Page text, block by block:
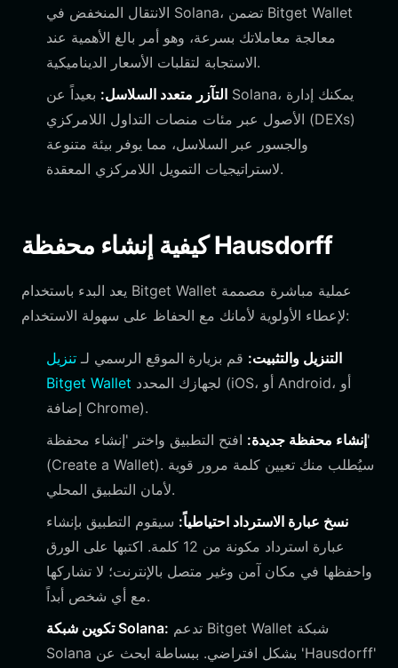
الانتقال المنخفض في Solana، تضمن Bitget Wallet
معالجة معاملاتك بسرعة، وهو أمر بالغ الأهمية عند
الاستجابة لتقلبات الأسعار الديناميكية.
التآزر متعدد السلاسل: بعيداً عن Solana، يمكنك إدارة
الأصول عبر مئات منصات التداول اللامركزي (DEXs)
والجسور عبر السلاسل، مما يوفر بيئة متنوعة
لاستراتيجيات التمويل اللامركزي المعقدة.
كيفية إنشاء محفظة Hausdorff
يعد البدء باستخدام Bitget Wallet عملية مباشرة مصممة
لإعطاء الأولوية لأمانك مع الحفاظ على سهولة الاستخدام:
التنزيل والتثبيت: قم بزيارة الموقع الرسمي لـ تنزيل
Bitget Wallet
إضافة Chrome).
إنشاء محفظة جديدة: افتح التطبيق واختر 'إنشاء محفظة'
(Create a Wallet). سيُطلب منك تعيين كلمة مرور قوية
لأمان التطبيق المحلي.
نسخ عبارة الاسترداد احتياطياً: سيقوم التطبيق بإنشاء
عبارة استرداد مكونة من 12 كلمة. اكتبها على الورق
واحفظها في مكان آمن وغير متصل بالإنترنت؛ لا تشاركها
مع أي شخص أبداً.
تكوين شبكة Solana:
Solana بشكل افتراضي. ببساطة ابحث عن 'Hausdorff'